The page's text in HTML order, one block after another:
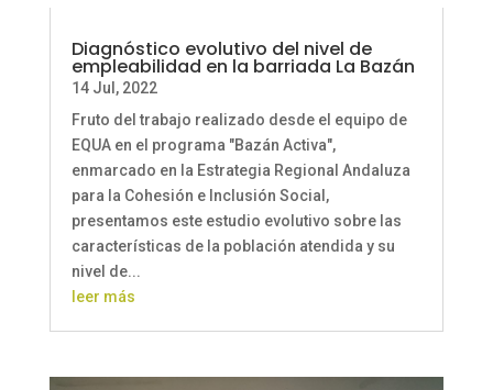
Diagnóstico evolutivo del nivel de
empleabilidad en la barriada La Bazán
14 Jul, 2022
Fruto del trabajo realizado desde el equipo de
EQUA en el programa "Bazán Activa",
enmarcado en la Estrategia Regional Andaluza
para la Cohesión e Inclusión Social,
presentamos este estudio evolutivo sobre las
características de la población atendida y su
nivel de...
leer más